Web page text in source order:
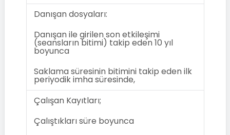
Danışan dosyaları:
Danışan ile girilen son etkileşimi
(seansların bitimi) takip eden 10 yıl
boyunca
Saklama süresinin bitimini takip eden ilk
periyodik imha süresinde,
Çalışan Kayıtları;
Çalıştıkları süre boyunca